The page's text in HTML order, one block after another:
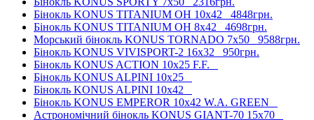
Бінокль KONUS TITANIUM OH 10x42 4848грн.
Бінокль KONUS TITANIUM OH 8x42 4698грн.
Морський бінокль KONUS TORNADO 7x50 9588грн.
Бінокль KONUS VIVISPORT-2 16x32 950грн.
Бінокль KONUS ACTION 10x25 F.F.
Бінокль KONUS ALPINI 10x25
Бінокль KONUS ALPINI 10x42
Бінокль KONUS EMPEROR 10x42 W.A. GREEN
Астрономічний бінокль KONUS GIANT-70 15x70